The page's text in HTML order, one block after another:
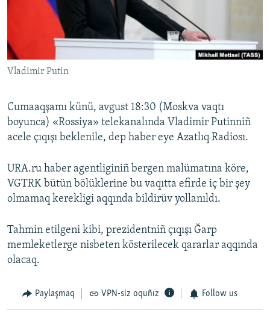
Українською
QOŞULIÑIZ!
RFE/RS bütün saytları
Vladimir Putin
Cumaaqşamı künü, avgust 18:30 (Moskva vaqtı
boyunca) «Rossiya» telekanalında Vladimir Putinniñ
acele çıqışı beklenile, dep haber eye Azatlıq Radiosı.
URA.ru haber agentliginiñ bergen malümatına köre,
VGTRK bütün bölüklerine bu vaqıtta efirde iç bir şey
olmamaq kerekligi aqqında bildirüv yollanıldı.
Tahmin etilgeni kibi, prezidentniñ çıqışı Ğarp
memleketlerge nisbeten kösterilecek qararlar aqqında
olacaq.
Paylaşmaq VPN-siz oquñız Follow us